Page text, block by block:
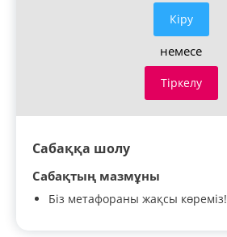
Кiру
немесе
Тіркелу
Сабаққа шолу
Сабақтың мазмұны
Біз метафораны жақсы көреміз!